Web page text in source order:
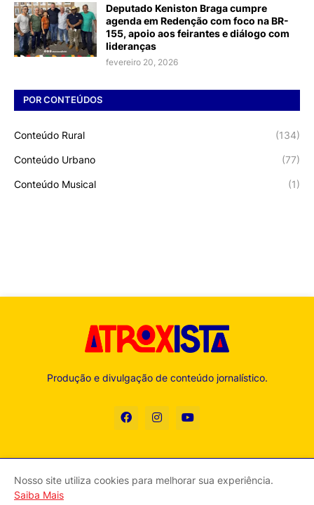
Deputado Keniston Braga cumpre
agenda em Redenção com foco na BR-
155, apoio aos feirantes e diálogo com
lideranças
fevereiro 20, 2026
POR CONTEÚDOS
Conteúdo Rural (134)
Conteúdo Urbano (77)
Conteúdo Musical (1)
Produção e divulgação de conteúdo jornalístico.
Contato Expediente Política de Privacidade
Sobre
Nosso site utiliza cookies para melhorar sua experiência.
Saiba Mais